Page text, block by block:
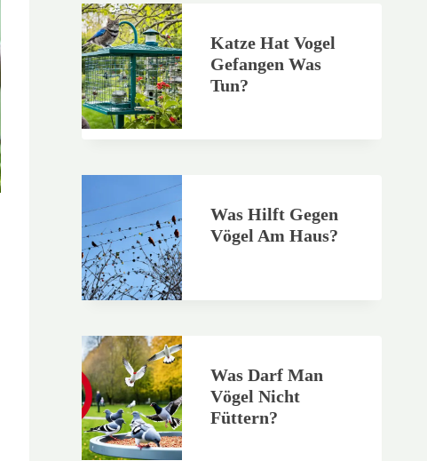
Katze Hat Vogel
Gefangen Was
Tun?
Was Hilft Gegen
Vögel Am Haus?
Was Darf Man
Vögel Nicht
Füttern?